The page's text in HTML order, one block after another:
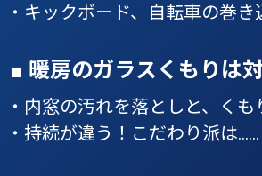
・キックボード、自転車の巻
■ 暖房のガラスくもりは対
・内窓の汚れを落としと、くも
・持続が違う！こだわり派は……